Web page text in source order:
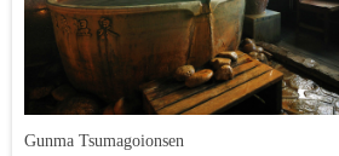
Gunma Tsumagoionsen